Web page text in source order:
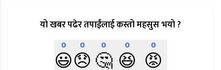
यो खबर पढेर तपाईंलाई कस्तो महसुस भयो ?
0
😃
0
😞
0
🤔
0
😆
0
😡